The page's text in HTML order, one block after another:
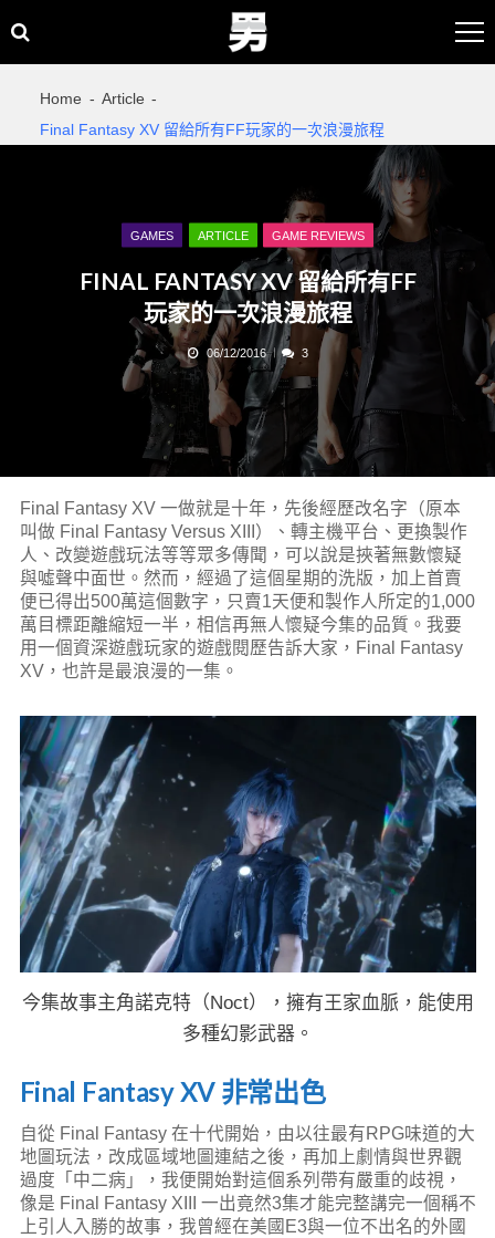
to
to
Home
Article
Final Fantasy XV 留給所有FF玩家的一次浪漫旅程
GAMES ARTICLE GAME REVIEWS
FINAL FANTASY XV 留給所有FF
玩家的一次浪漫旅程
06/12/2016 3
Final Fantasy XV 一做就是十年，先後經歷改名字（原本
叫做 Final Fantasy Versus XIII）、轉主機平台、更換製作
人、改變遊戲玩法等等眾多傳聞，可以說是挾著無數懷疑
與噓聲中面世。然而，經過了這個星期的洗版，加上首賣
便已得出500萬這個數字，只賣1天便和製作人所定的1,000
萬目標距離縮短一半，相信再無人懷疑今集的品質。我要
用一個資深遊戲玩家的遊戲閱歷告訴大家，Final Fantasy
XV，也許是最浪漫的一集。
今集故事主角諾克特（Noct），擁有王家血脈，能使用
多種幻影武器。
Final Fantasy XV 非常出色
自從 Final Fantasy 在十代開始，由以往最有RPG味道的大
地圖玩法，改成區域地圖連結之後，再加上劇情與世界觀
過度「中二病」，我便開始對這個系列帶有嚴重的歧視，
像是 Final Fantasy XIII 一出竟然3集才能完整講完一個稱不
上引人入勝的故事，我曾經在美國E3與一位不出名的外國